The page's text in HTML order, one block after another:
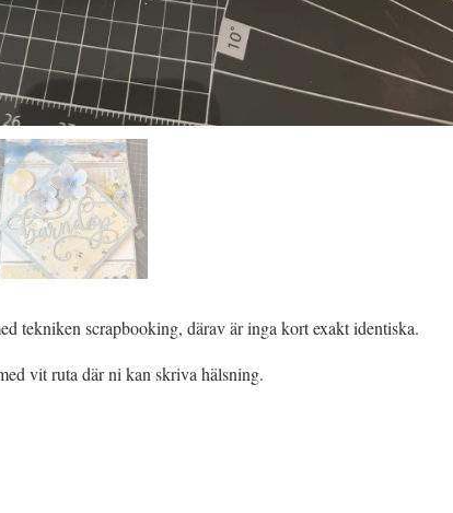
tekniken scrapbooking, därav är inga kort exakt identiska.
vit ruta där ni kan skriva hälsning.